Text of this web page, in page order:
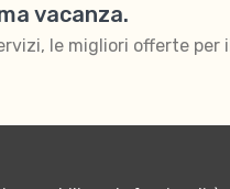
vacanza.
le migliori offerte per